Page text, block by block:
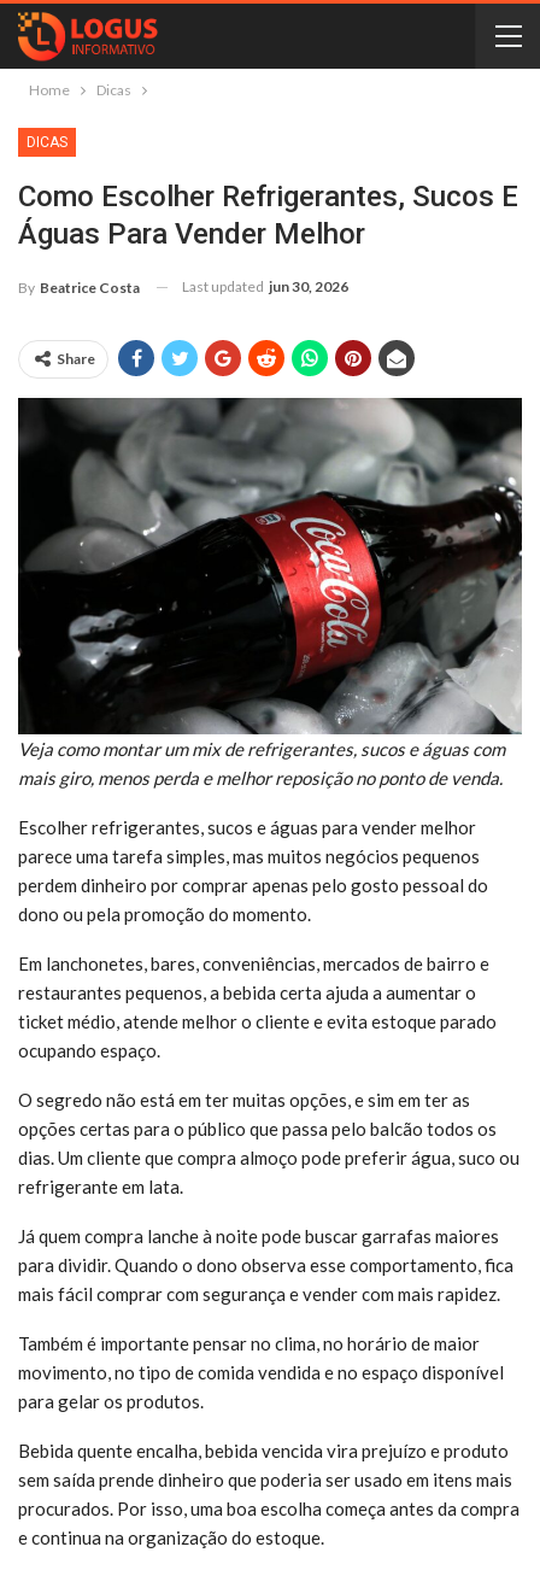
Home Dicas
DICAS
Como Escolher Refrigerantes, Sucos E
Águas Para Vender Melhor
By Beatrice Costa Last updated jun 30, 2026
Share
Veja como montar um mix de refrigerantes, sucos e águas com
mais giro, menos perda e melhor reposição no ponto de venda.
Escolher refrigerantes, sucos e águas para vender melhor
parece uma tarefa simples, mas muitos negócios pequenos
perdem dinheiro por comprar apenas pelo gosto pessoal do
dono ou pela promoção do momento.
Em lanchonetes, bares, conveniências, mercados de bairro e
restaurantes pequenos, a bebida certa ajuda a aumentar o
ticket médio, atende melhor o cliente e evita estoque parado
ocupando espaço.
O segredo não está em ter muitas opções, e sim em ter as
opções certas para o público que passa pelo balcão todos os
dias. Um cliente que compra almoço pode preferir água, suco ou
refrigerante em lata.
Já quem compra lanche à noite pode buscar garrafas maiores
para dividir. Quando o dono observa esse comportamento, fica
mais fácil comprar com segurança e vender com mais rapidez.
Também é importante pensar no clima, no horário de maior
movimento, no tipo de comida vendida e no espaço disponível
para gelar os produtos.
Bebida quente encalha, bebida vencida vira prejuízo e produto
sem saída prende dinheiro que poderia ser usado em itens mais
procurados. Por isso, uma boa escolha começa antes da compra
e continua na organização do estoque.